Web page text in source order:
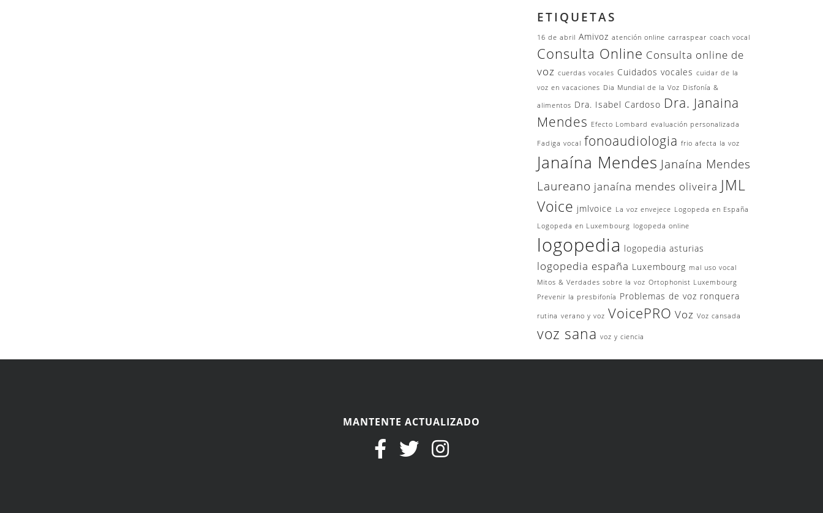
ETIQUETAS
16 de abril Amivoz atención online carraspear coach vocal
Consulta Online Consulta online de
voz cuerdas vocales Cuidados vocales cuidar de la
voz en vacaciones Dia Mundial de la Voz Disfonía &
alimentos Dra. Isabel Cardoso Dra. Janaina
Mendes Efecto Lombard evaluación personalizada
Fadiga vocal fonoaudiologia frio afecta la voz
Janaína Mendes Janaína Mendes
Laureano janaína mendes oliveira JML
Voice jmlvoice La voz envejece Logopeda en España
Logopeda en Luxembourg logopeda online
logopedia logopedia asturias
logopedia españa Luxembourg mal uso vocal
Mitos & Verdades sobre la voz Ortophonist Luxembourg
Prevenir la presbifonía Problemas de voz ronquera
rutina verano y voz VoicePRO Voz Voz cansada
voz sana voz y ciencia
MANTENTE ACTUALIZADO